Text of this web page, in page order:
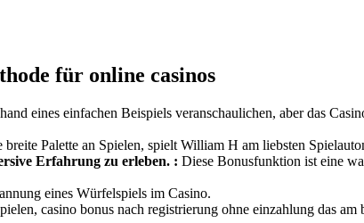
für online casinos
eines einfachen Beispiels veranschaulichen, aber das
Palette an Spielen, spielt William H am liebsten
Erfahrung zu erleben. : Diese Bonusfunktion ist eine
eines Würfelspiels im Casino.
casino bonus nach registrierung ohne einzahlung das am